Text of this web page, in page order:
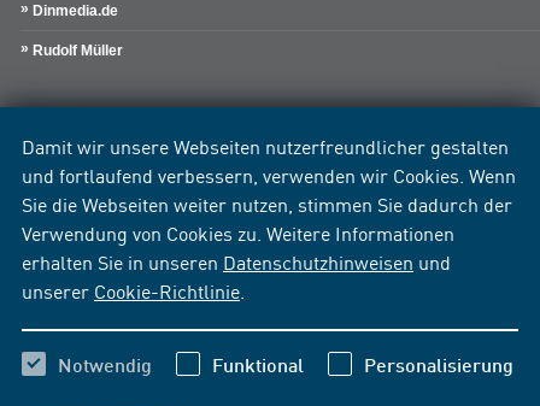
Damit wir unsere Webseiten nutzerfreundlicher gestalten
und fortlaufend verbessern, verwenden wir Cookies. Wenn
Sie die Webseiten weiter nutzen, stimmen Sie dadurch der
Verwendung von Cookies zu. Weitere Informationen
erhalten Sie in unseren Datenschutzhinweisen und
unserer Cookie-Richtlinie
Notwendig Funktional Personalisierung
Dinmedia.de
Rudolf Müller